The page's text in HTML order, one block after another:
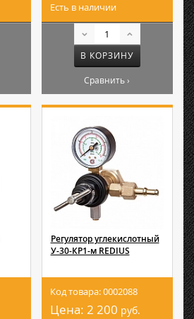
Есть в наличии
В КОРЗИНУ
Сравнить ›
Регулятор углекислотный
У-30-КР1-м REDIUS
Код товара: 0002088
Цена: 2 200 руб.